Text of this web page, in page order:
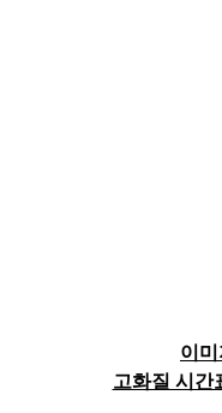
이
고화질 시간